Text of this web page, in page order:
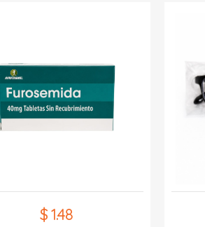
$ 1.48